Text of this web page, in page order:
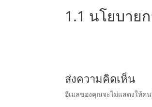
1.1 นโยบาย
ส่งความคิดเห็น
อีเมลของคุณจะไม่แสดงให้ค